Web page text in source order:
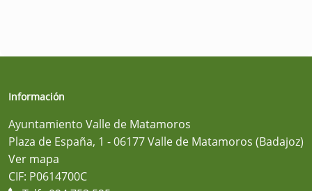
Información
Ayuntamiento Valle de Matamoros
Plaza de España, 1 - 06177 Valle de Matamoros (Badajoz)
Ver mapa
CIF: P0614700C